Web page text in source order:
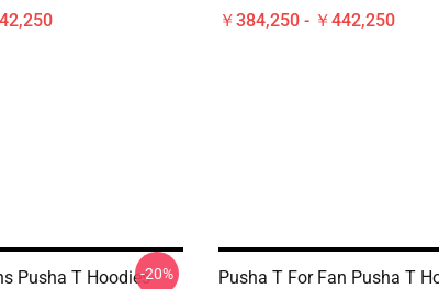
￥384,250 - ￥442,250
Pusha T Hoodies-20% Pusha T For Fan Pusha T